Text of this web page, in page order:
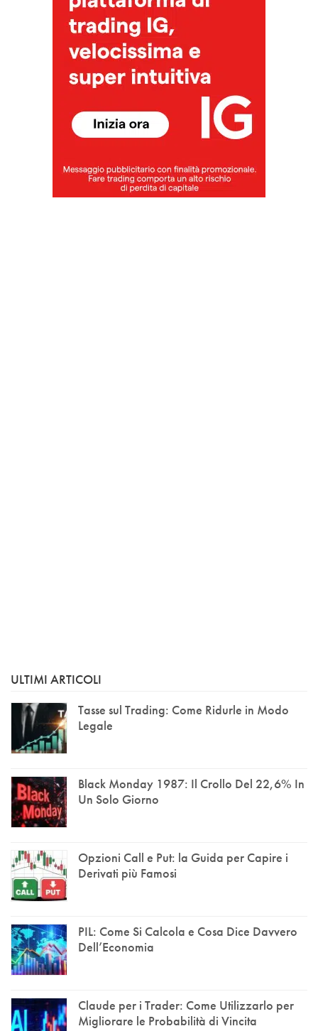
ULTIMI ARTICOLI
Tasse sul Trading: Come Ridurle in Modo
Legale
Black Monday 1987: Il Crollo Del 22,6% In
Un Solo Giorno
Opzioni Call e Put: la Guida per Capire i
Derivati più Famosi
PIL: Come Si Calcola e Cosa Dice Davvero
Dell’Economia
Claude per i Trader: Come Utilizzarlo per
Migliorare le Probabilità di Vincita